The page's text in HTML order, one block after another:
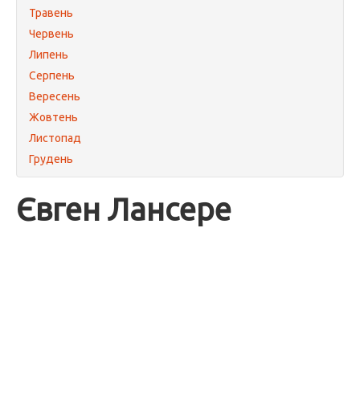
Травень
Червень
Липень
Серпень
Вересень
Жовтень
Листопад
Грудень
Євген Лансере